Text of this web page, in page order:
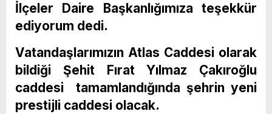
İlçeler Daire Başkanlığımıza teşekkür
ediyorum dedi.
Vatandaşlarımızın Atlas Caddesi olarak
bildiği Şehit Fırat Yılmaz Çakıroğlu
caddesi tamamlandığında şehrin yeni
prestijli caddesi olacak.